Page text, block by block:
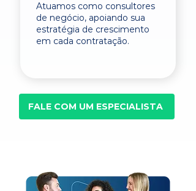
Atuamos como consultores
de negócio, apoiando sua
estratégia de crescimento
em cada contratação.
FALE COM UM ESPECIALISTA